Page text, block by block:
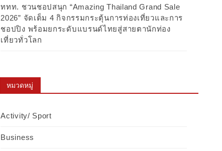
ททท. ชวนชอปสนุก “Amazing Thailand Grand Sale
2026” จัดเต็ม 4 กิจกรรมกระตุ้นการท่องเที่ยวและการ
ชอปปิง พร้อมยกระดับแบรนด์ไทยสู่สายตานักท่อง
เที่ยวทั่วโลก
หมวดหมู่
Activity/ Sport
Business